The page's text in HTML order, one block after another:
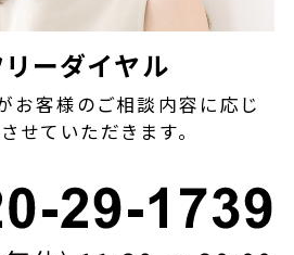
ーダイヤル
お客様のご相談内容に応じ
せていただきます。